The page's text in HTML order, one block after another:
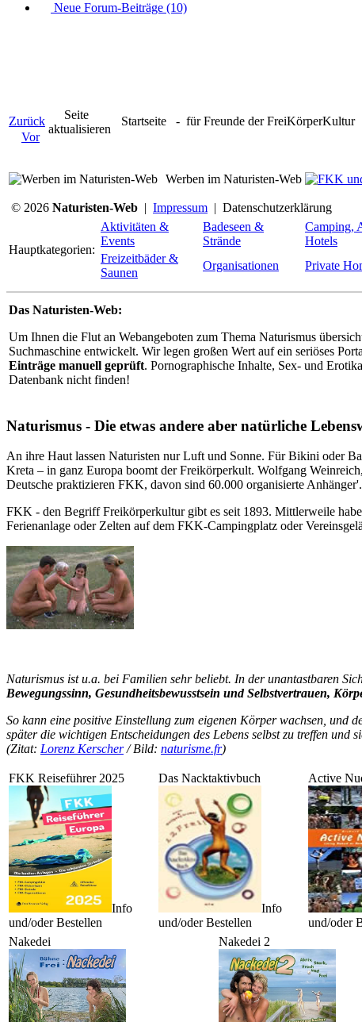
Neue Forum-Beiträge (10)
Zurück
Vor
Seite
aktualisieren
Startseite - für Freunde der FreiKörperKultur
Hauptkategorien:
Aktivitäten &
Events
Badeseen &
Strände
Camping,
Hotels
Freizeitbäder &
Saunen
Organisationen Private
Das Naturisten-Web:
Um Ihnen die Flut an Webangeboten zum Thema Naturismus
Suchmaschine entwickelt. Wir legen großen Wert auf ein seriöses
Einträge manuell geprüft. Pornographische Inhalte, Sex- und
Datenbank nicht finden!
Naturismus - Die etwas andere aber natürliche
An ihre Haut lassen Naturisten nur Luft und Sonne. Für Bikini oder
Kreta – in ganz Europa boomt der Freikörperkult. Wolfgang
Deutsche praktizieren FKK, davon sind 60.000 organisierte Anhänger'.
FKK - den Begriff Freikörperkultur gibt es seit 1893. Mittlerweile
Ferienanlage oder Zelten auf dem FKK-Campingplatz oder
Naturismus ist u.a. bei Familien sehr beliebt. In der unantastbaren
Bewegungssinn, Gesundheitsbewusstsein und Selbstvertrauen,
So kann eine positive Einstellung zum eigenen Körper wachsen,
später die wichtigen Entscheidungen des Lebens selbst zu treffen und
(Zitat: Lorenz Kerscher/ Bild: naturisme.fr)
FKK Reiseführer 2025
Info
und/oder Bestellen
Das Nacktaktivbuch
Info
und/oder Bestellen
Active
und/oder
Nakedei
Nakedei 2
Werben im Naturisten-Web
© 2026 Naturisten-Web | Impressum | Datenschutzerklärung